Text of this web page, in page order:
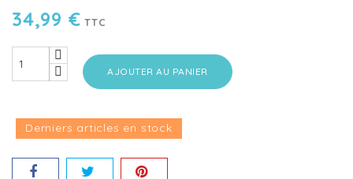
34,99 € TTC
AJOUTER AU PANIER
Derniers articles en stock